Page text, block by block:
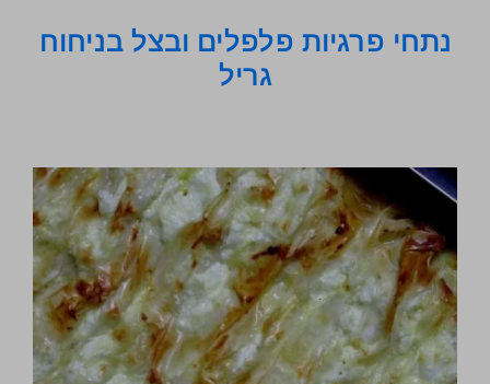
נתחי פרגיות פלפלים ובצל בניחוח
גריל